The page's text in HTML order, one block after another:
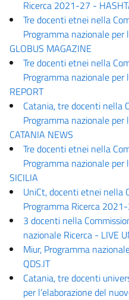
Ricerca 2021-27 -
Tre docenti etnei nella
Programma nazionale
GLOBUS MAGAZINE
Tre docenti etnei nella
Programma nazionale
REPORT
Catania, tre docenti nella
Programma nazionale
CATANIA NEWS
Tre docenti etnei nella
Programma nazionale
SICILIA
UniCt, docenti etnei nella
Programma Ricerca
3 docenti nella
nazionale Ricerca - LIVE
Miur, Programma
QDS.IT
Catania, tre docenti
per l’elaborazione del